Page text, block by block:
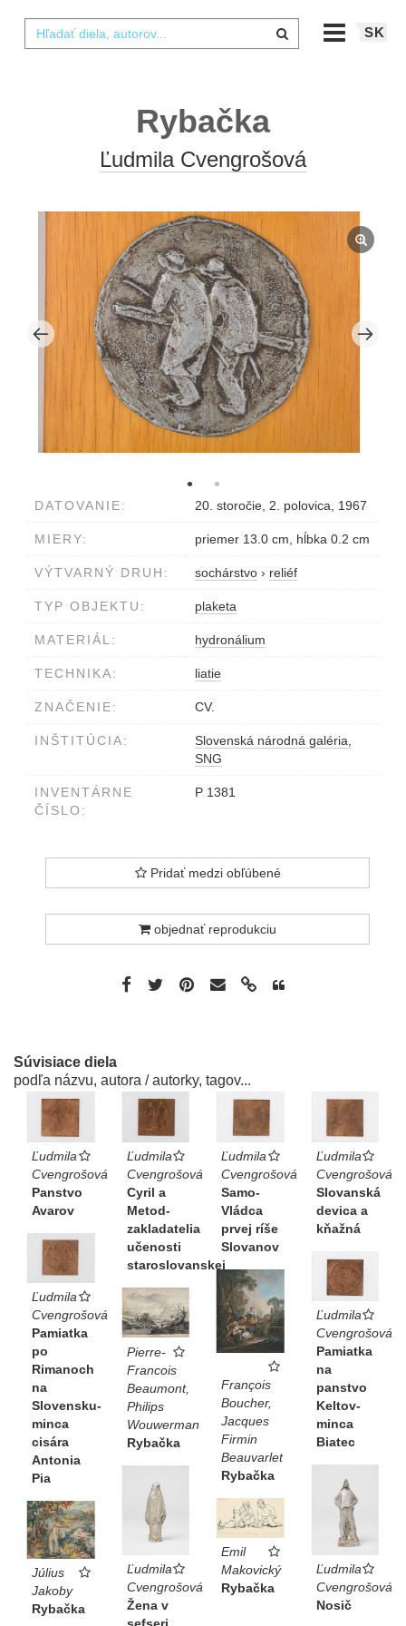
SK
Rybačka
Ľudmila Cvengrošová
DATOVANIE: 20. storočie, 2. polovica, 1967
MIERY: priemer 13.0 cm, hĺbka 0.2 cm
VÝTVARNÝ DRUH: sochárstvo › reliéf
TYP OBJEKTU: plaketa
MATERIÁL: hydronálium
TECHNIKA: liatie
ZNAČENIE: CV.
INŠTITÚCIA:
Slovenská národná galéria,
SNG
INVENTÁRNE
ČÍSLO:
P 1381
Pridať medzi obľúbené
objednať reprodukciu
Súvisiace diela
podľa názvu, autora / autorky, tagov...
Ľudmila
Cvengrošová
Panstvo
Avarov
Ľudmila
Cvengrošová
Cyril a
Metod-
zakladatelia
učenosti
staroslovanskej
Ľudmila
Cvengrošová
Samo-
Vládca
prvej ríše
Slovanov
Ľudmila
Cvengrošová
Slovanská
devica a
kňažná
Ľudmila
Cvengrošová
Pamiatka
po
Rimanoch
na
Slovensku-
minca
cisára
Antonia
Pia
Ľudmila
Cvengrošová
Pamiatka
na
panstvo
Keltov-
minca
Biatec
François
Boucher,
Jacques
Firmin
Beauvarlet
Rybačka
Pierre-
Francois
Beaumont,
Philips
Wouwerman
Rybačka
Ľudmila
Cvengrošová
Nosič
Ľudmila
Cvengrošová
Žena v
Emil
Makovický
Rybačka
Július
Jakoby
Rybačka